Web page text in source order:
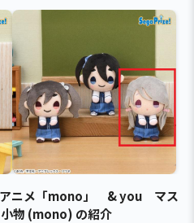
アニメ「mono」 & you マス
小物 (mono) の紹介